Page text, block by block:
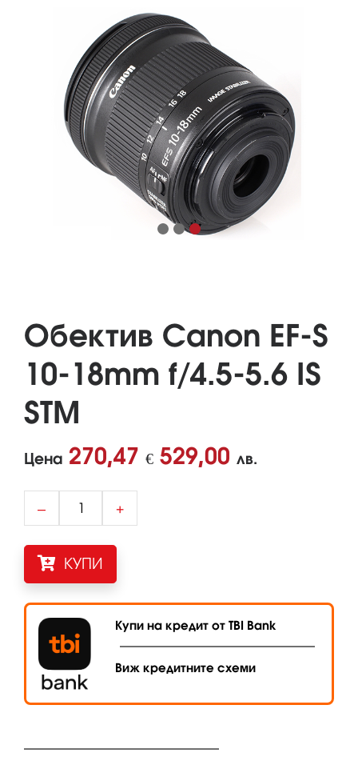
Обектив Canon EF-S
10-18mm f/4.5-5.6 IS
STM
Цена 270,47 € 529,00 лв.
– +
КУПИ
Купи на кредит от TBI Bank
Виж кредитните схеми